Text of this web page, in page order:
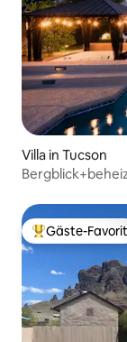
Villa in Tucson
Beliebter
Gäste-Favorit